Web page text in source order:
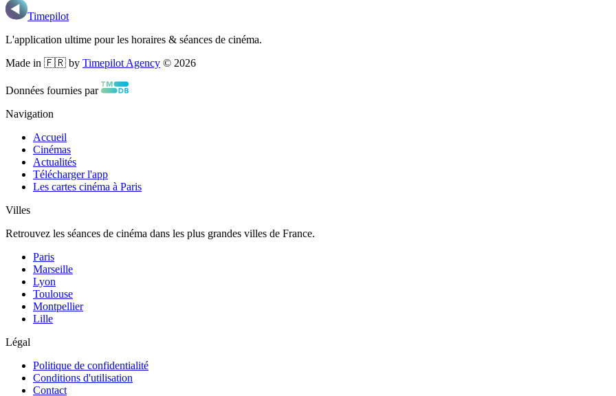
Timepilot
L'application ultime pour les horaires & séances de cinéma.
Made in 🇫🇷 by Timepilot Agency © 2026
Données fournies par
Navigation
Accueil
Cinémas
Actualités
Télécharger l'app
Les cartes cinéma à Paris
Villes
Retrouvez les séances de cinéma dans les plus grandes villes de France.
Paris
Marseille
Lyon
Toulouse
Montpellier
Lille
Légal
Politique de confidentialité
Conditions d'utilisation
Contact